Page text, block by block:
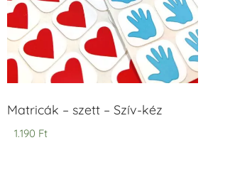
Matricák – szett – Szív-kéz
1.190 Ft